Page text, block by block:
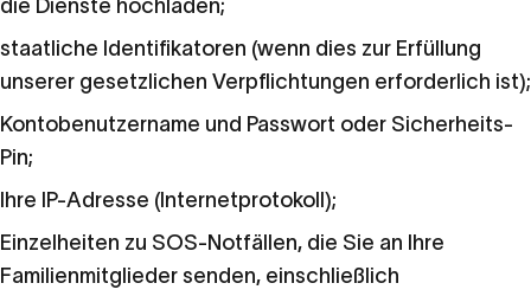
die Dienste hochladen;
staatliche Identifikatoren (wenn dies zur Erfüllung
unserer gesetzlichen Verpflichtungen erforderlich ist);
Kontobenutzername und Passwort oder Sicherheits-
Pin;
Ihre IP-Adresse (Internetprotokoll);
Einzelheiten zu SOS-Notfällen, die Sie an Ihre
Familienmitglieder senden, einschließlich